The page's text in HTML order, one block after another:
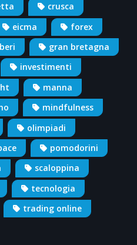
crusca
eicma
forex
gran bretagna
investimenti
manna
mindfulness
olimpiadi
pomodorini
scaloppina
tecnologia
trading online